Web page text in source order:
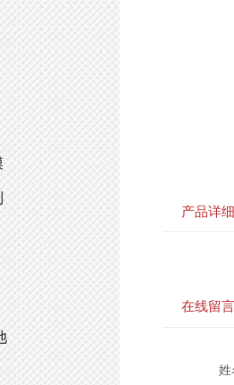
产品详细
在线留言
姓